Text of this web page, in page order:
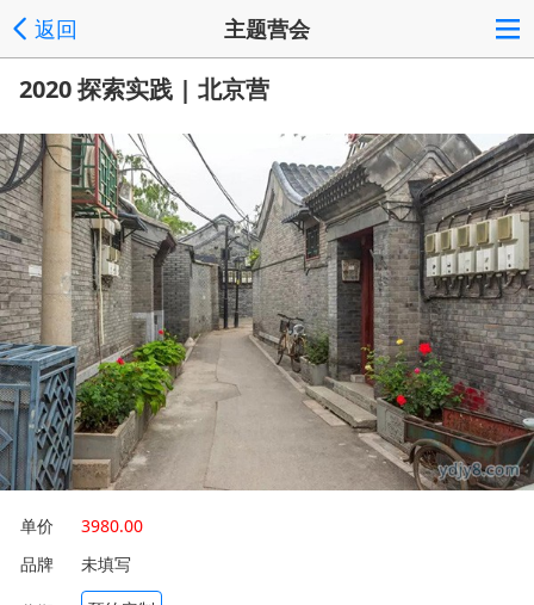
返回 主题营会
2020 探索实践 | 北京营
单价
3980.00
品牌
未填写